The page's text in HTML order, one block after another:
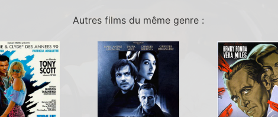
Autres films du même genre :